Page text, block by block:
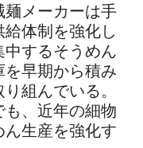
メーカーは手
体制を強化し
するそうめん
早期から積み
組んでいる。
も、近年の細物
生産を強化す